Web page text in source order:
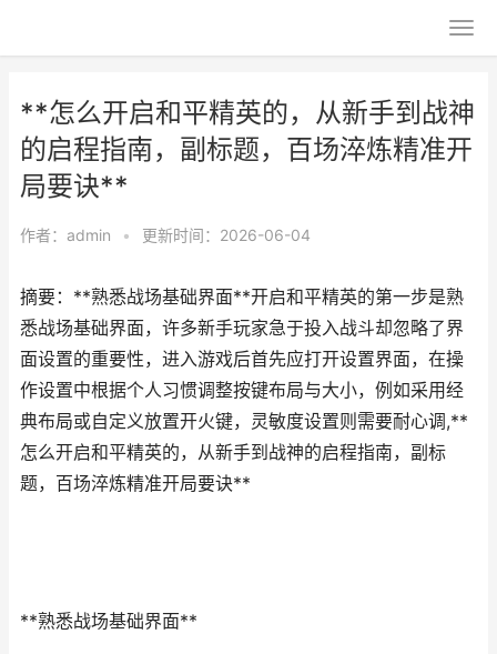
**怎么开启和平精英的，从新手到战神
的启程指南，副标题，百场淬炼精准开
局要诀**
作者： admin • 更新时间：2026-06-04
摘要：**熟悉战场基础界面**开启和平精英的第一步是熟
悉战场基础界面，许多新手玩家急于投入战斗却忽略了界
面设置的重要性，进入游戏后首先应打开设置界面，在操
作设置中根据个人习惯调整按键布局与大小，例如采用经
典布局或自定义放置开火键，灵敏度设置则需要耐心调,**
怎么开启和平精英的，从新手到战神的启程指南，副标
题，百场淬炼精准开局要诀**
**熟悉战场基础界面**